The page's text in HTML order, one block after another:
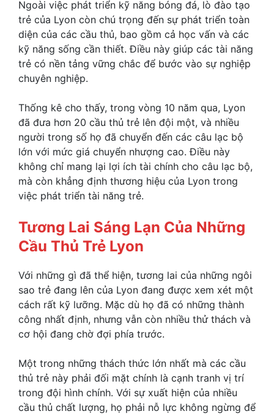
Ngoài việc phát triển kỹ năng bóng đá, lò đào tạo
trẻ của Lyon còn chú trọng đến sự phát triển toàn
diện của các cầu thủ, bao gồm cả học vấn và các
kỹ năng sống cần thiết. Điều này giúp các tài năng
trẻ có nền tảng vững chắc để bước vào sự nghiệp
chuyên nghiệp.
Thống kê cho thấy, trong vòng 10 năm qua, Lyon
đã đưa hơn 20 cầu thủ trẻ lên đội một, và nhiều
người trong số họ đã chuyển đến các câu lạc bộ
lớn với mức giá chuyển nhượng cao. Điều này
không chỉ mang lại lợi ích tài chính cho câu lạc bộ,
mà còn khẳng định thương hiệu của Lyon trong
việc phát triển tài năng trẻ.
Tương Lai Sáng Lạn Của Những
Cầu Thủ Trẻ Lyon
Với những gì đã thể hiện, tương lai của những ngôi
sao trẻ đang lên của Lyon đang được xem xét một
cách rất kỹ lưỡng. Mặc dù họ đã có những thành
công nhất định, nhưng vẫn còn nhiều thử thách và
cơ hội đang chờ đợi phía trước.
Một trong những thách thức lớn nhất mà các cầu
thủ trẻ này phải đối mặt chính là cạnh tranh vị trí
trong đội hình chính. Với sự xuất hiện của nhiều
cầu thủ chất lượng, họ phải nỗ lực không ngừng để